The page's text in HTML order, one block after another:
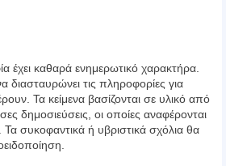
καθαρά ενημερωτικό χαρακτήρα.
διασταυρώνει τις πληροφορίες για
Τα κείμενα βασίζονται σε υλικό από
δημοσιεύσεις, οι οποίες αναφέρονται
συκοφαντικά ή υβριστικά σχόλια θα